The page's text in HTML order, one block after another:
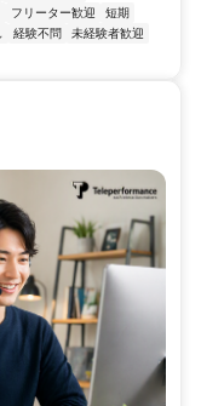
フリーター歓迎
短期
経験不問
未経験者歓迎